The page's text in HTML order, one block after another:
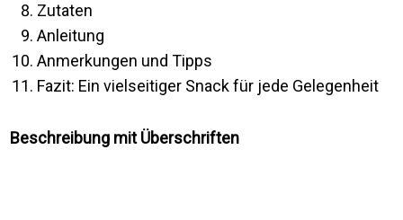
Zutaten
Anleitung
Anmerkungen und Tipps
Fazit: Ein vielseitiger Snack für jede Gelegenheit
Beschreibung mit Überschriften